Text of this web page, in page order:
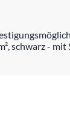
schwarz -